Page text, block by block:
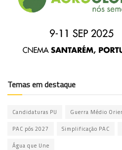
Temas em destaque
Candidaturas PU Guerra Médio
PAC pós 2027 Simplificação PAC
Água que Une